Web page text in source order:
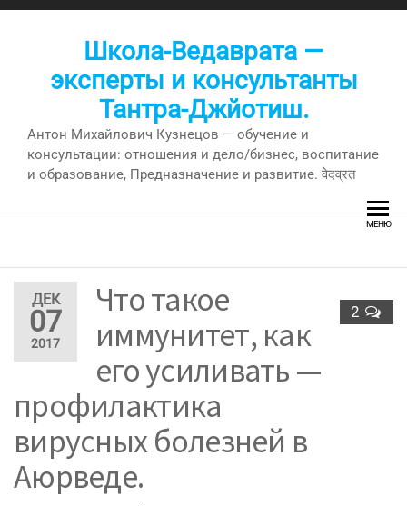
Перейти
Школа-Ведаврата —
эксперты и консультанты
Тантра-Джйотиш.
Антон Михайлович Кузнецов — обучение и
консультации: отношения и дело/бизнес, воспитание
и образование, Предназначение и развитие. वेदव्रत
МЕНЮ
ДЕК
07
2017
2
Что такое
иммунитет, как
его усиливать —
профилактика
вирусных болезней в
Аюрведе.